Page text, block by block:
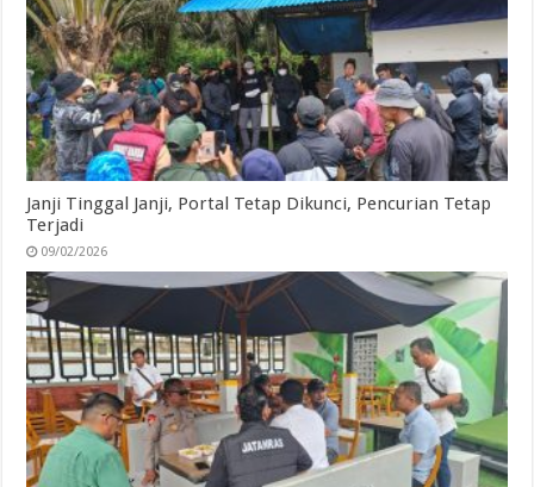
Janji Tinggal Janji, Portal Tetap Dikunci, Pencurian Tetap
Terjadi
09/02/2026